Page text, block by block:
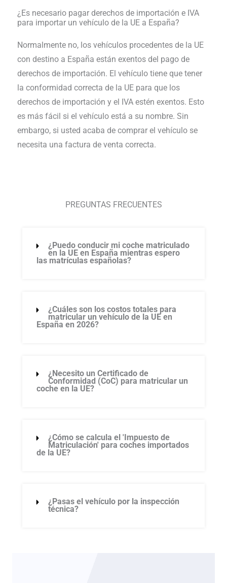
¿Es necesario pagar derechos de importación e IVA
para importar un vehículo de la UE a España?
Normalmente no, los vehículos procedentes de la UE
con destino a España están exentos del pago de
derechos de importación. El vehículo tiene que tener
la conformidad correcta de la UE para que los
derechos de importación y el IVA estén exentos. Esto
es más fácil si el vehículo está a su nombre. Sin
embargo, si usted acaba de comprar el vehículo se
necesita una factura de venta correcta.
PREGUNTAS FRECUENTES
¿Puedo conducir mi coche matriculado
en la UE en España mientras espero
las matrículas españolas?
¿Cuáles son los costos totales para
matricular un vehículo de la UE en
España en 2026?
¿Necesito un Certificado de
Conformidad (CoC) para matricular un
coche en la UE?
¿Cómo se calcula el 'Impuesto de
Matriculación' para coches importados
de la UE?
¿Pasas el vehículo por la inspección
técnica?